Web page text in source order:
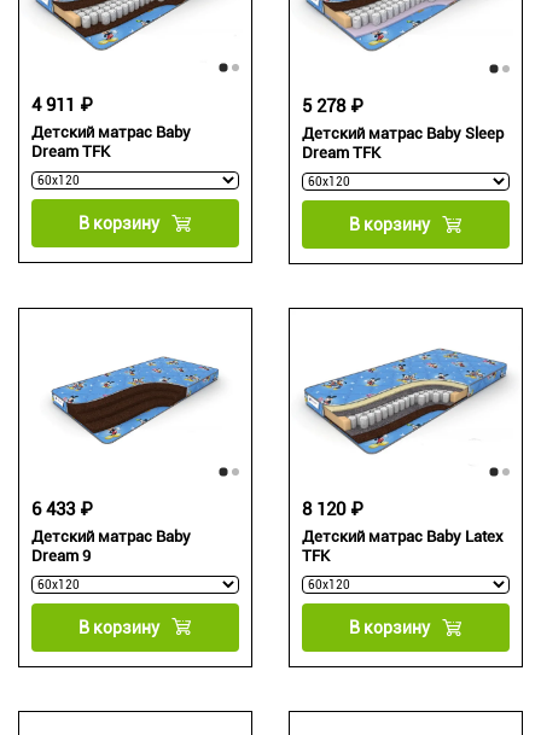
Детский матрас Baby
Dream TFK
4 911 ₽
В корзину
Детский матрас Baby Sleep
Dream TFK
5 278 ₽
В корзину
Детский матрас Baby
Dream 9
6 433 ₽
В корзину
Детский матрас Baby Latex
TFK
8 120 ₽
В корзину